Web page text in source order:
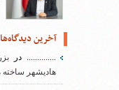
آخرین دیدگاه‌ها
..............در
هادیشهر